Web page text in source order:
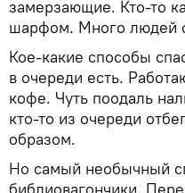
замерзающие. Кто-то
шарфом. Много людей
Кое-какие способы
в очереди есть.
кофе. Чуть поодаль
кто-то из очереди
образом.
Но самый необычный
библиовагончики.